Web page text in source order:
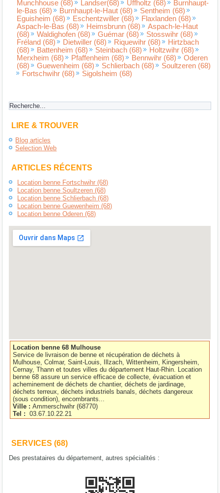
Munchhouse (68)
Landser(68) Uffholtz (68)
Burnhaupt-
le-Bas (68)
Burnhaupt-le-Haut (68)
Sentheim (68)
Eguisheim (68)
Eschentzwiller (68)
Flaxlanden (68)
Aspach-le-Bas (68)
Heimsbrunn (68)
Aspach-le-Haut
(68)
Waldighofen (68) Guémar (68)
Stosswihr (68)
Fréland (68)
Dietwiller (68) Riquewihr (68)
Hirtzbach
(68)
Battenheim (68) Steinbach (68)
Holtzwihr (68)
Merxheim (68)
Pfaffenheim (68) Bennwihr (68)
Oderen
(68)
Guewenheim (68) Schlierbach (68)
Soultzeren (68)
Fortschwihr (68)
Sigolsheim (68)
LIRE & TROUVER
Blog articles
Selection Web
ARTICLES RÉCENTS
Location benne Fortschwihr (68)
Location benne Soultzeren (68)
Location benne Schlierbach (68)
Location benne Guewenheim (68)
Location benne Oderen (68)
Location benne 68 Mulhouse
Service de livraison de benne et récupération de déchets à
Mulhouse, Colmar, Saint-Louis, Illzach, Wittenheim, Kingersheim,
Cernay, Thann et toutes villes du département Haut-Rhin. Location
benne 68 assure un service efficace de collecte, évacuation et
acheminement de déchets de chantier, déchets de jardinage,
déchets terreux, déchets industriels banals, déchets dangereux
(sous condition), encombrants...
Ville :Ammerschwihr(68770)
Tel :
03.67.10.22.21
SERVICES (68)
Des prestataires du département, autres spécialités :